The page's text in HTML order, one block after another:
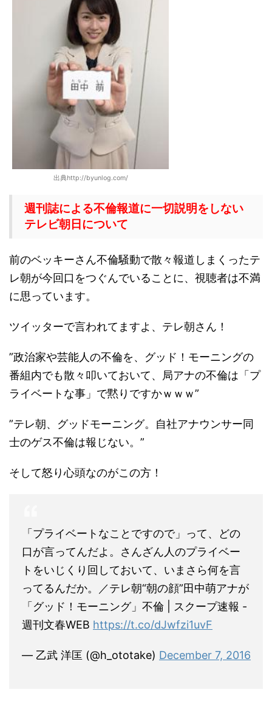
出典http://byunlog.com/
週刊誌による不倫報道に一切説明をしない
テレビ朝日について
前のベッキーさん不倫騒動で散々報道しまくったテ
レ朝が今回口をつぐんでいることに、視聴者は不満
に思っています。
ツイッターで言われてますよ、テレ朝さん！
”政治家や芸能人の不倫を、グッド！モーニングの
番組内でも散々叩いておいて、局アナの不倫は「プ
ライベートな事」で黙りですかｗｗｗ”
”テレ朝、グッドモーニング。自社アナウンサー同
士のゲス不倫は報じない。”
そして怒り心頭なのがこの方！
「プライベートなことですので」って、どの
口が言ってんだよ。さんざん人のプライベー
トをいじくり回しておいて、いまさら何を言
ってるんだか。／テレ朝“朝の顔”田中萌アナが
「グッド！モーニング」不倫 | スクープ速報 -
週刊文春WEB https://t.co/dJwfzi1uvF
— 乙武 洋匡 (@h_ototake) December 7, 2016